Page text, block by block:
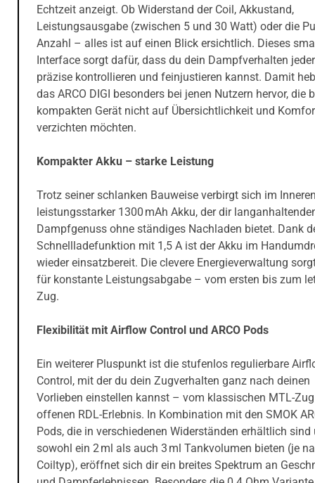
Echtzeit anzeigt. Ob Widerstand der Coil, Akkustand,
Leistungsausgabe (zwischen 5 und 30 Watt) oder die
Anzahl – alles ist auf einen Blick ersichtlich. Dieses
Interface sorgt dafür, dass du dein Dampfverhalten
präzise kontrollieren und feinjustieren kannst. Damit
das ARCO DIGI besonders bei jenen Nutzern hervor, die
kompakten Gerät nicht auf Übersichtlichkeit und
verzichten möchten.
Kompakter Akku – starke Leistung
Trotz seiner schlanken Bauweise verbirgt sich im
leistungsstarker 1300 mAh Akku, der dir
Dampfgenuss ohne ständiges Nachladen bietet. Dank
Schnellladefunktion mit 1,5 A ist der Akku im
wieder einsatzbereit. Die clevere Energieverwaltung
für konstante Leistungsabgabe – vom ersten bis zum
Zug.
Flexibilität mit Airflow Control und ARCO Pods
Ein weiterer Pluspunkt ist die stufenlos regulierbare
Control, mit der du dein Zugverhalten ganz nach deinen
Vorlieben einstellen kannst – vom klassischen MTL-
offenen RDL-Erlebnis. In Kombination mit den SMOK
Pods, die in verschiedenen Widerständen erhältlich sind
sowohl ein 2 ml als auch 3 ml Tankvolumen bieten (je
Coiltyp), eröffnet sich dir ein breites Spektrum an